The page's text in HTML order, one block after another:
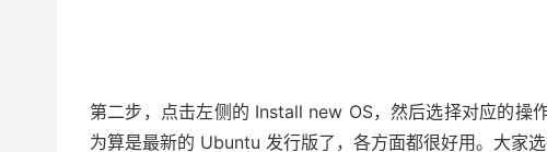
第二步，点击左侧的 Install new OS，然后选择对应的
为算是最新的 Ubuntu 发行版了，各方面都很好用。大家选